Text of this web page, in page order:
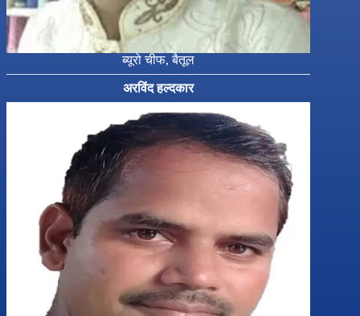
ब्यूरो चीफ, बैतूल
अरविंद हल्दकार